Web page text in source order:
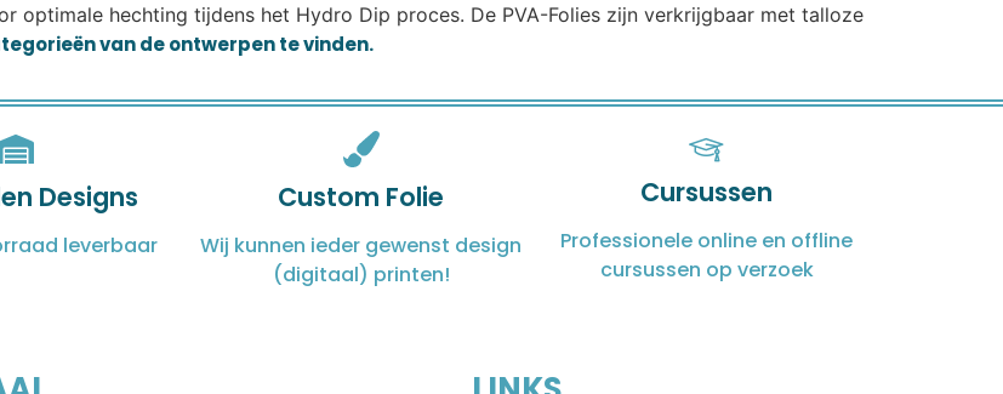
optimale hechting tijdens het Hydro Dip proces. De PVA-Folies zijn verkrijgbaar met talloze
van de ontwerpen te vinden.
Designs
leverbaar
Custom Folie
Wij kunnen ieder gewenst design
(digitaal) printen!
Cursussen
Professionele online en offline
cursussen op verzoek